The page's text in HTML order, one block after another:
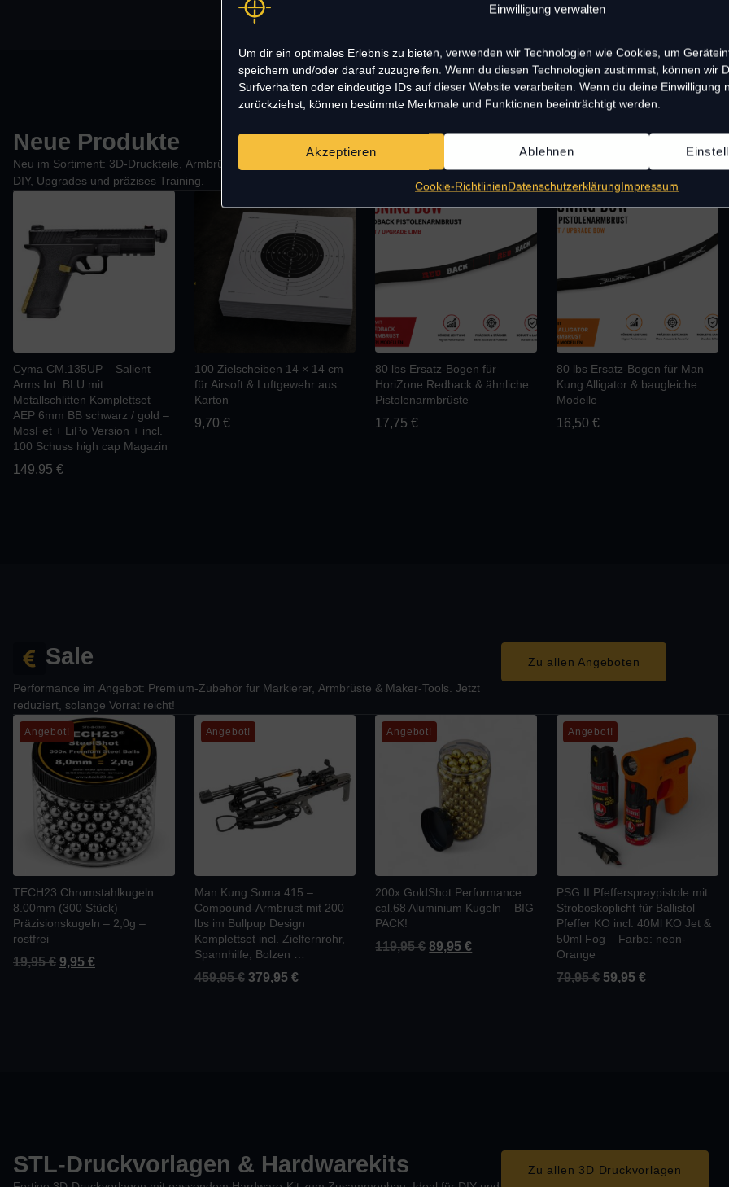
Einwilligung verwalten
Um dir ein optimales Erlebnis zu bieten, verwenden wir Technologien wie Cookies, um
speichern und/oder darauf zuzugreifen. Wenn du diesen Technologien zustimmst, können wir
Surfverhalten oder eindeutige IDs auf dieser Website verarbeiten. Wenn du deine Einwilligung
zurückziehst, können bestimmte Merkmale und Funktionen beeinträchtigt werden.
Akzeptieren Ablehnen
Cookie-RichtlinienDatenschutzerklärungImpressum
Neue Produkte
Neu im Sortiment: 3D-Druckteile, Armbrüste, Tuningteile und Munition in cal.50/.68. Perfekt für
DIY, Upgrades und präzises Training.
Alle Produkte anzeigen
Cyma CM.135UP – Salient
Arms Int. BLU mit
Metallschlitten Komplettset
AEP 6mm BB schwarz / gold –
MosFet + LiPo Version + incl.
100 Schuss high cap Magazin
149,95 €
100 Zielscheiben 14 × 14 cm
für Airsoft & Luftgewehr aus
Karton
9,70 €
80 lbs Ersatz-Bogen für
HoriZone Redback & ähnliche
Pistolenarmbrüste
17,75€
80 lbs Ersatz-Bogen für Man
Kung Alligator & baugleiche
Modelle
16,50 €
Sale
Performance im Angebot: Premium-Zubehör für Markierer, Armbrüste & Maker-Tools. Jetzt
reduziert, solange Vorrat reicht!
Zu allen Angeboten
Angebot!
TECH23 Chromstahlkugeln
8.00mm (300 Stück) –
Präzisionskugeln – 2,0g –
rostfrei
19,95€ 9,95 €
Angebot!
Man Kung Soma 415 –
Compound-Armbrust mit 200
lbs im Bullpup Design
Komplettset incl. Zielfernrohr,
Spannhilfe, Bolzen …
459,95€ 379,95 €
Angebot!
200x GoldShot Performance
cal.68 Aluminium Kugeln – BIG
PACK!
119,95€ 89,95€
Angebot!
PSG II Pfefferspraypistole mit
Stroboskoplicht für Ballistol
Pfeffer KO incl. 40Ml KO Jet &
50ml Fog – Farbe: neon-
Orange
79,95€ 59,95 €
STL-Druckvorlagen & Hardwarekits Zu allen 3D Druckvorlagen